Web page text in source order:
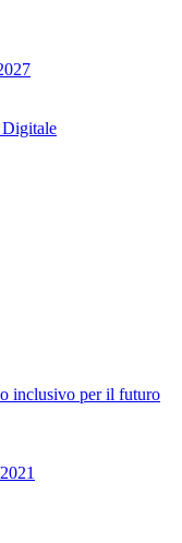
Digitale
inclusivo per il futuro